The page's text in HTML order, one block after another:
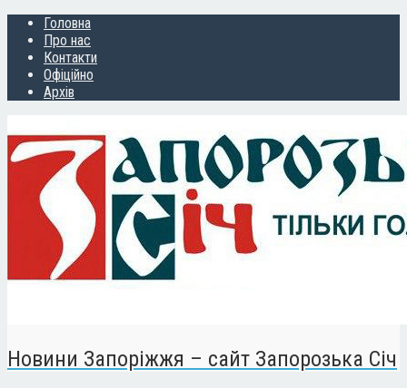
Головна
Про нас
Контакти
Офіційно
Архів
Новини Запоріжжя – сайт Запорозька Січ